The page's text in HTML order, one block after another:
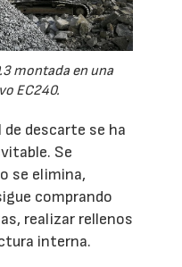
montada en una
EC240.
descarte se ha
Se
se elimina,
comprando
realizar rellenos
interna.